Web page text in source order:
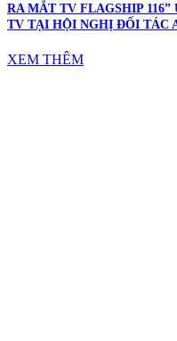
RA MẮT TV FLAGSHIP
TV TẠI HỘI NGHỊ ĐỐI TÁC
XEM THÊM